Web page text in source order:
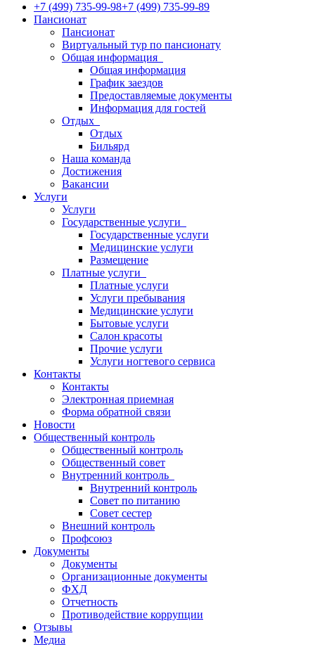
+7 (499) 735-99-98+7 (499) 735-99-89
Пансионат
Пансионат
Виртуальный тур по пансионату
Общая информация
Общая информация
График заездов
Предоставляемые документы
Информация для гостей
Отдых
Отдых
Бильярд
Наша команда
Достижения
Вакансии
Услуги
Услуги
Государственные услуги
Государственные услуги
Медицинские услуги
Размещение
Платные услуги
Платные услуги
Услуги пребывания
Медицинские услуги
Бытовые услуги
Салон красоты
Прочие услуги
Услуги ногтевого сервиса
Контакты
Контакты
Электронная приемная
Форма обратной связи
Новости
Общественный контроль
Общественный контроль
Общественный совет
Внутренний контроль
Внутренний контроль
Совет по питанию
Совет сестер
Внешний контроль
Профсоюз
Документы
Документы
Организационные документы
ФХД
Отчетность
Противодействие коррупции
Отзывы
Медиа